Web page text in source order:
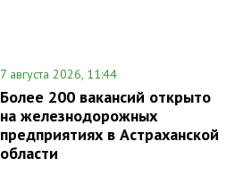
7 августа 2026, 11:44
Более 200 вакансий открыто
на железнодорожных
предприятиях в Астраханской
области